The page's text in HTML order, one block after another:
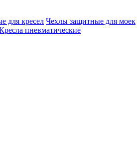
для кресел Чехлы защитные для моек
пневматические